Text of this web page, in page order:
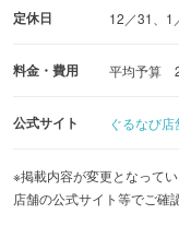
定休日 12／31、1
料金・費用 平均予算
公式サイト ぐるなび店
※掲載内容が変更となって
店舗の公式サイト等でご確